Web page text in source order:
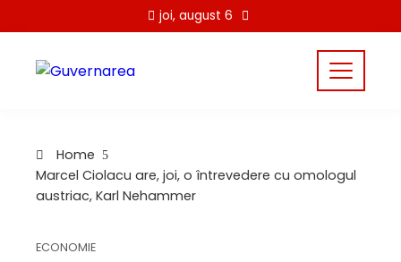
to
content
joi, august 6
Home
Marcel Ciolacu are, joi, o întrevedere cu omologul
austriac, Karl Nehammer
ECONOMIE